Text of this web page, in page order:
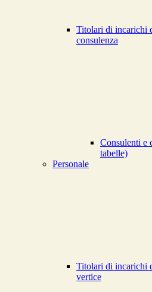
Titolari di incarichi
consulenza
Consulenti e
tabelle)
Personale
Titolari di incarichi
vertice